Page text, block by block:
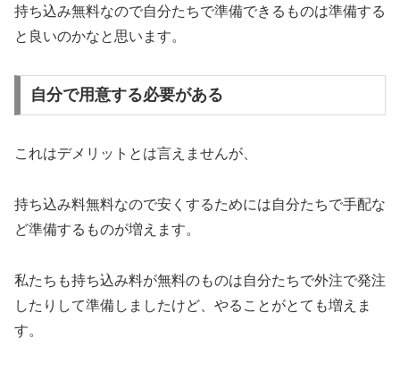
持ち込み無料なので自分たちで準備できるものは準備する
と良いのかなと思います。
自分で用意する必要がある
これはデメリットとは言えませんが、
持ち込み料無料なので安くするためには自分たちで手配な
ど準備するものが増えます。
私たちも持ち込み料が無料のものは自分たちで外注で発注
したりして準備しましたけど、やることがとても増えま
す。